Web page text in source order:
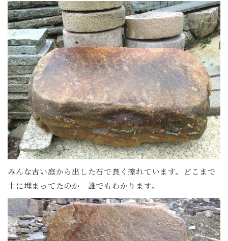
みんな古い庭から出した石で良く擦れています。どこまで
土に埋まってたのか 誰でもわかります。